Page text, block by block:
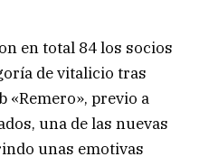
en total 84 los socios
de vitalicio tras
«Remero», previo a
una de las nuevas
unas emotivas